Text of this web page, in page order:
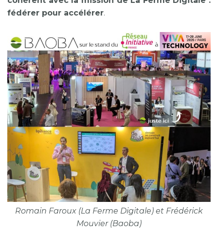
fédérer pour accélérer.
Romain Faroux (La Ferme Digitale) et Frédérick
Mouvier (Baoba)